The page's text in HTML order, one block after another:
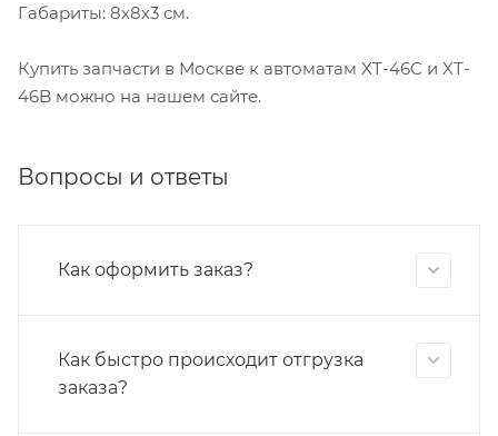
Габариты: 8х8х3 см.
Купить запчасти в Москве к автоматам XT-46C и XT-
46B можно на нашем сайте.
Вопросы и ответы
Как оформить заказ?
Как быстро происходит отгрузка
заказа?